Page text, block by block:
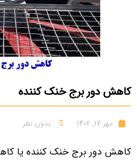
کاهش دور برج خنک کننده
مهر 17, 1402 بدون نظر
کاهش دور برج خنک کننده یا